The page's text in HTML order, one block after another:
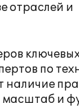
отраслей и
по
масштаб и